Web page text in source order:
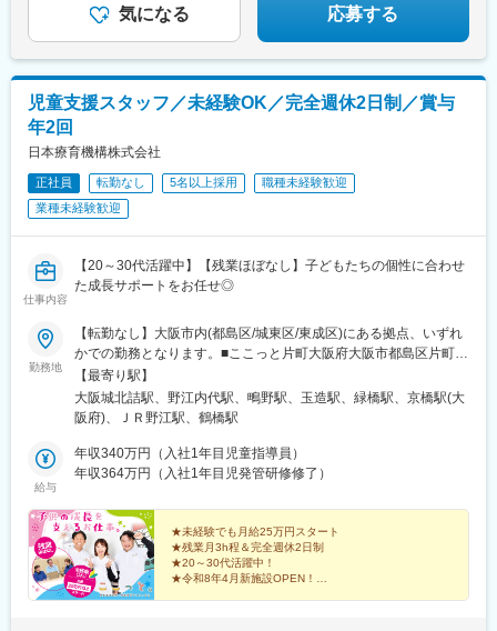
気になる 応募する
児童支援スタッフ／未経験OK／完全週休2日制／賞与
年2回
日本療育機構株式会社
正社員 転勤なし 5名以上採用
職種未経験歓迎
業種未経験歓迎
仕事内容
【20～30代活躍中】【残業ほぼなし】子どもたちの個性に合わせ
た成長サポートをお任せ◎
勤務地
【転勤なし】大阪市内(都島区/城東区/東成区)にある拠点、いずれ
かでの勤務となります。■ここっと片町大阪府大阪市都島区片町1
丁目9-34《アクセス》JR東西線「大阪城北詰駅」より徒歩2分■こ
こっと。大阪市都島区都島中通2-17-14《アクセス》大阪メトロ
谷町線「野江内代駅」より徒歩11分■ここっと城東大阪市城東区
駅」より徒歩9分■ここっとnico大阪市都島区都島中通3-17-6《ア
クセス》大阪メトロ 谷町線「野江内代駅」より徒歩9分■ここっ
セス》JR大阪環状線「玉造駅」より徒歩8分■Stellar大阪市城東区
中浜1-19-7《アクセス》JR学研都市線・おおさか東線「鴫野駅」
より徒歩7分■AimeE大阪市東成区中本2-7-15《アクセス》大阪メ
トロ中央線・今里筋線「緑橋駅」より徒歩4分店舗拡大に伴い新し
い仲間を募集！1年に1店舗ペースで新店を展開している勢いのあ
【最寄り駅】
大阪城北詰駅、野江内代駅、鴫野駅、玉造駅、緑橋駅、京橋駅(大
阪府)、ＪＲ野江駅、鶴橋駅
給与
年収340万円（入社1年目児童指導員）
年収364万円（入社1年目児発管研修修了）
★未経験でも月給25万円スタート
★残業月3h程＆完全週休2日制
★20～30代活躍中！
★令和8年4月新施設OPEN！